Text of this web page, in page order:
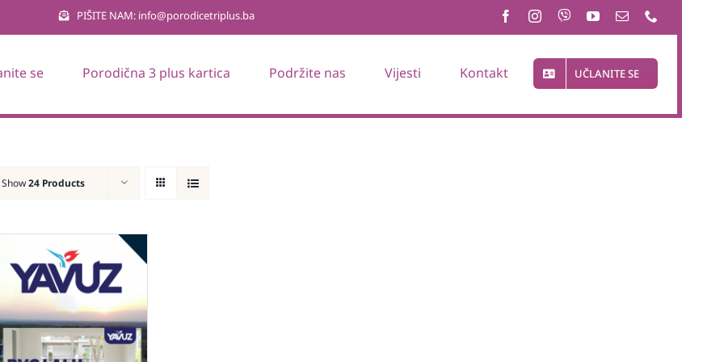
PIŠITE NAM: info@porodicetriplus.ba
se Porodična 3 plus kartica Podržite nas Vijesti Kontakt UČLANITE SE
Show24 Products